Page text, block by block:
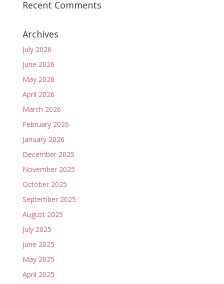
Recent Comments
Archives
July 2026
June 2026
May 2026
April 2026
March 2026
February 2026
January 2026
December 2025
November 2025
October 2025
September 2025
August 2025
July 2025
June 2025
May 2025
April 2025